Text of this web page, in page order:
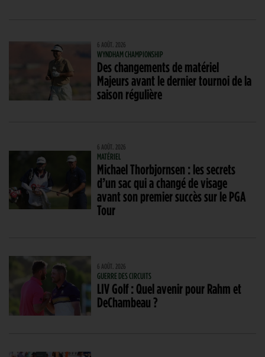
6 AOÛT. 2026
WYNDHAM CHAMPIONSHIP
Des changements de matériel
Majeurs avant le dernier tournoi de la
saison régulière
6 AOÛT. 2026
MATÉRIEL
Michael Thorbjornsen : les secrets
d’un sac qui a changé de visage
avant son premier succès sur le PGA
Tour
6 AOÛT. 2026
GUERRE DES CIRCUITS
LIV Golf : Quel avenir pour Rahm et
DeChambeau ?